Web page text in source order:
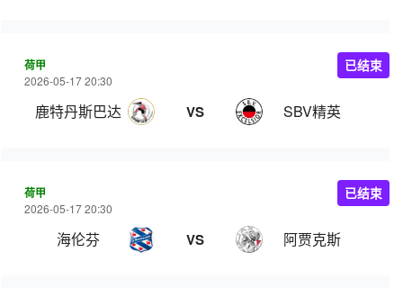
荷甲
2026-05-17 20:30
鹿特丹斯巴达 VS SBV精英
已结束
荷甲
2026-05-17 20:30
海伦芬 VS 阿贾克斯
已结束